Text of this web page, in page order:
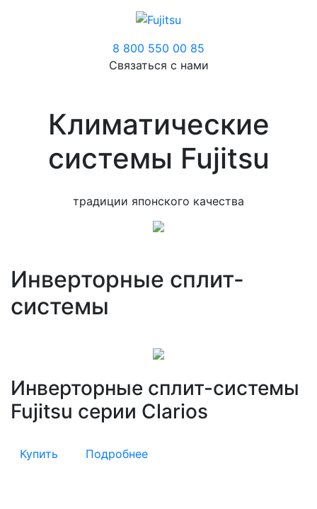
8 800 550 00 85
Связаться с нами
Климатические
системы Fujitsu
традиции японского качества
Инверторные сплит-
системы
Инверторные сплит-системы
Fujitsu серии Clarios
Купить Подробнее